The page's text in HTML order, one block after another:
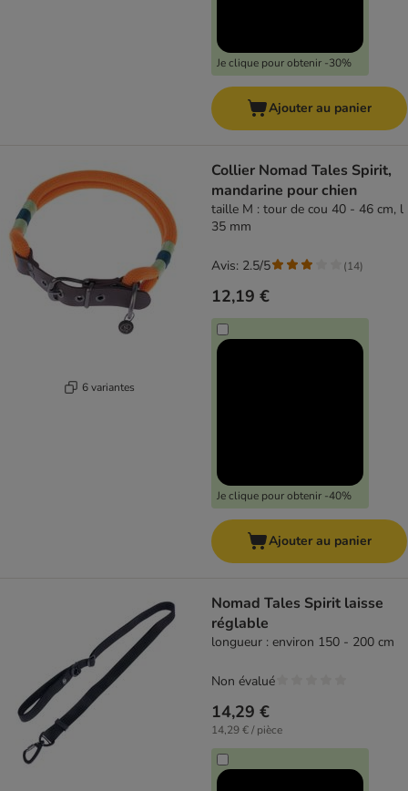
Je clique pour obtenir -30%
Ajouter au panier
6 variantes
Collier Nomad Tales Spirit,
mandarine pour chien
taille M : tour de cou 40 - 46 cm, l
35 mm
12,19 €
Je clique pour obtenir -40%
Avis: 2.5/5 (14)
Ajouter au panier
Nomad Tales Spirit laisse
réglable
longueur : environ 150 - 200 cm
14,29 €
14,29 € / pièce
Non évalué